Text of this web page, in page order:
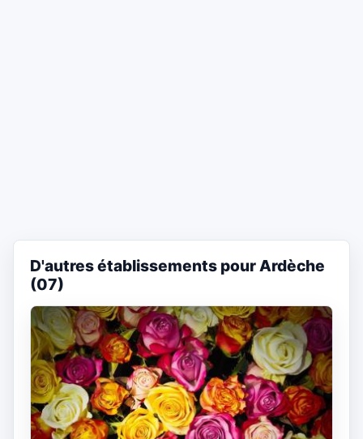
D'autres établissements pour Ardèche
(07)